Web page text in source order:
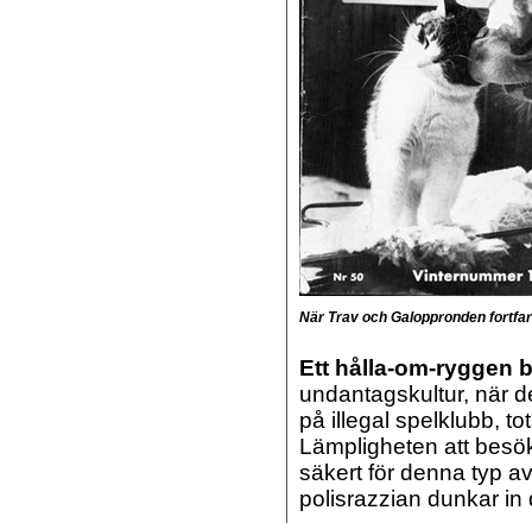
När Trav och Galoppronden
Ett hålla-om-ryggen
undantagskultur, när
på illegal spelklubb,
Lämpligheten att
säkert för denna typ
polisrazzian dunkar in